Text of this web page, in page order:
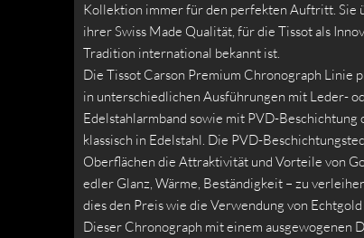
Kollektion immer für den perfekten Auftritt. Sie
ihrer Swiss Made Qualität, für die Tissot als
Tradition international bekannt ist.
Die Tissot Carson Premium Chronograph Linie
in unterschiedlichen Ausführungen mit Leder-
Edelstahlarmband sowie mit PVD-Beschichtung
klassisch in Edelstahl. Die PVD-
Oberflächen die Attraktivität und Vorteile von
edler Glanz, Wärme, Beständigkeit – zu
dies den Preis wie die Verwendung von
Dieser Chronograph mit einem ausgewogenen